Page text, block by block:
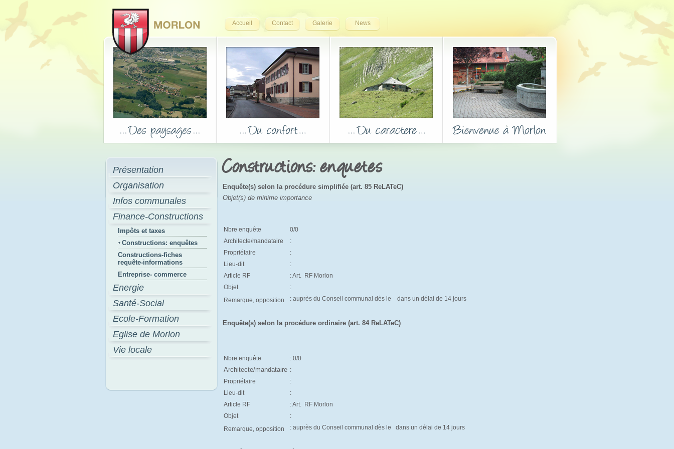
Accueil Contact Galerie News
Présentation
Organisation
Infos communales
Finance-Constructions
Impôts et taxes
Constructions: enquêtes
Constructions-fiches
requête-informations
Entreprise- commerce
Energie
Santé-Social
Ecole-Formation
Eglise de Morlon
Vie locale
Constructions: enquetes
Enquête(s) selon la procédure simplifiée (art. 85 ReLATeC)
Objet(s) de minime importance
Nbre enquête
0/0
Architecte/mandataire
:
Propriétaire
:
Lieu-dit
:
Article RF
: Art. RF Morlon
Objet
:
Remarque, opposition
: auprès du Conseil communal dès le dans un délai de 14 jours
Enquête(s) selon la procédure ordinaire (art. 84 ReLATeC)
Nbre enquête : 0/0
Architecte/mandataire :
Propriétaire
:
Lieu-dit
:
Article RF
: Art. RF Morlon
Objet
:
Remarque, opposition
: auprès du Conseil communal dès le dans un délai de 14 jours